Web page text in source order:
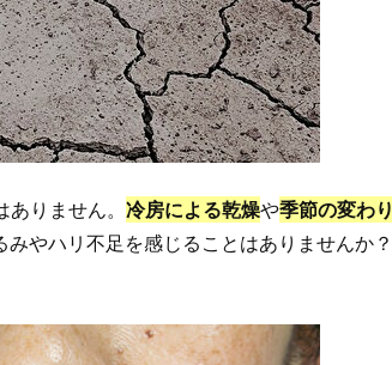
ありません。 冷房による乾燥や季節の変わり
やハリ不足を感じることはありませんか？